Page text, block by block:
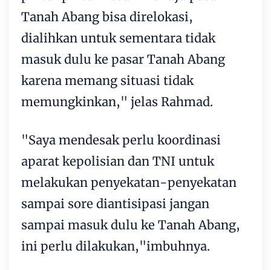
Tanah Abang bisa direlokasi,
dialihkan untuk sementara tidak
masuk dulu ke pasar Tanah Abang
karena memang situasi tidak
memungkinkan," jelas Rahmad.
"Saya mendesak perlu koordinasi
aparat kepolisian dan TNI untuk
melakukan penyekatan-penyekatan
sampai sore diantisipasi jangan
sampai masuk dulu ke Tanah Abang,
ini perlu dilakukan,"imbuhnya.